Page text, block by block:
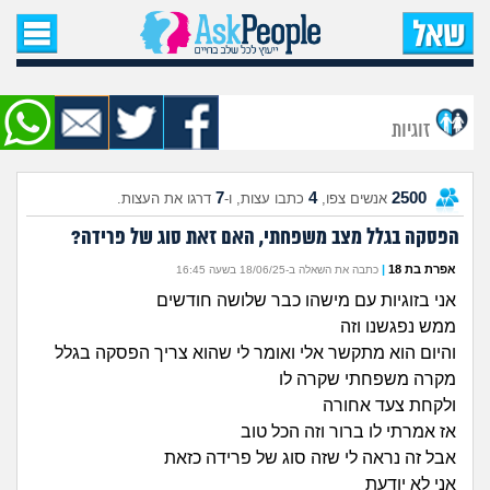
עמוד הבית
שאל שאלה
שאלות חדשות
שאלות שעוררו עניין
עצות חדשות
זוגיות
2500 אנשים צפו,4 כתבו עצות, ו-7 דרגו את העצות.
הפסקה בגלל מצב משפחתי, האם זאת סוג של פרידה?
אפרת בת 18 | כתבה את השאלה ב-18/06/25 בשעה 16:45
אני בזוגיות עם מישהו כבר שלושה חודשים
ממש נפגשנו וזה
והיום הוא מתקשר אלי ואומר לי שהוא צריך הפסקה בגלל
מקרה משפחתי שקרה לו
ולקחת צעד אחורה
אז אמרתי לו ברור וזה הכל טוב
אבל זה נראה לי שזה סוג של פרידה כזאת
אני לא יודעת